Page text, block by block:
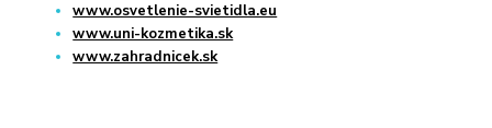
www.osvetlenie-svietidla.eu
www.uni-kozmetika.sk
www.zahradnicek.sk